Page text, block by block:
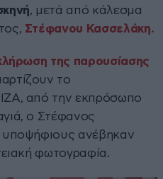
, μετά από κάλεσμα
Στέφανου Κασσελάκη.
της παρουσίασης
το
από την εκπρόσωπο
ο Στέφανος
υποψήφιους ανέβηκαν
φωτογραφία.